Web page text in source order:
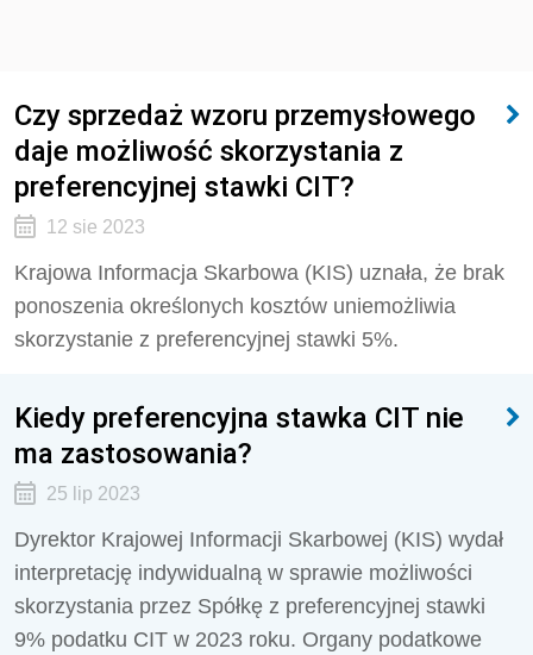
Czy sprzedaż wzoru przemysłowego
daje możliwość skorzystania z
preferencyjnej stawki CIT?
12 sie 2023
Krajowa Informacja Skarbowa (KIS) uznała, że brak
ponoszenia określonych kosztów uniemożliwia
skorzystanie z preferencyjnej stawki 5%.
Kiedy preferencyjna stawka CIT nie
ma zastosowania?
25 lip 2023
Dyrektor Krajowej Informacji Skarbowej (KIS) wydał
interpretację indywidualną w sprawie możliwości
skorzystania przez Spółkę z preferencyjnej stawki
9% podatku CIT w 2023 roku. Organy podatkowe